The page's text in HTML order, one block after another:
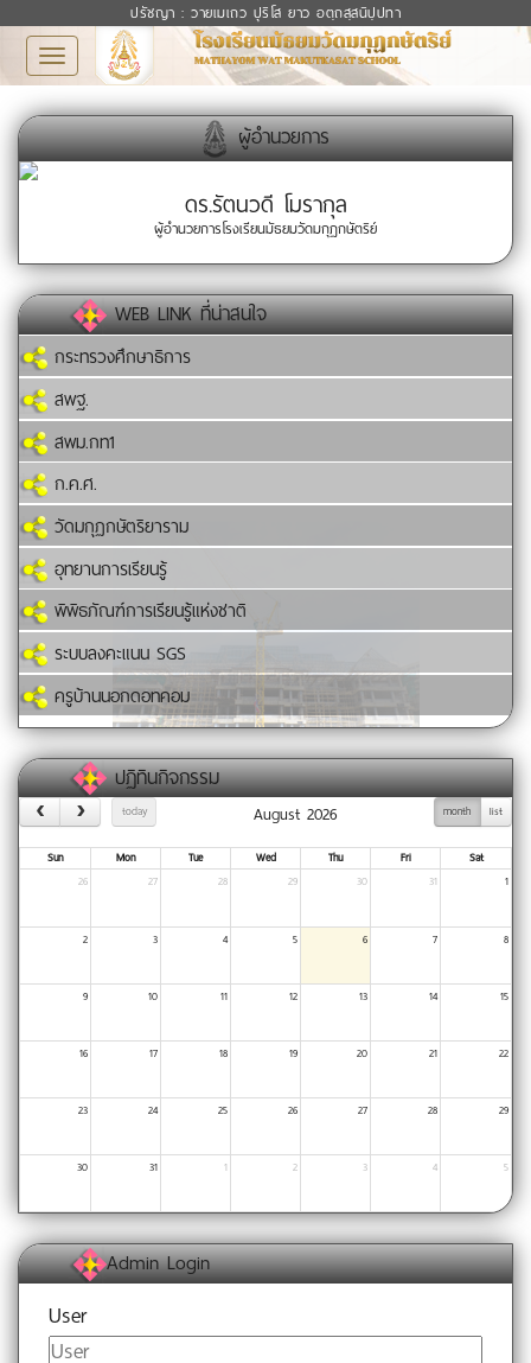
ปรัชญา : วายเมเถว ปุริโส ยาว อตฺถสฺสนิปฺปทา
Toggle
navigation
ผู้อำนวยการ
ดร.รัตนวดี โมรากุล
ผู้อำนวยการโรงเรียนมัธยมวัดมกุฏกษัตริย์
WEB LINK ที่น่าสนใจ
กระทรวงศึกษาธิการ
สพฐ.
สพม.กท1
ก.ค.ศ.
วัดมกุฏกษัตริยาราม
อุทยานการเรียนรู้
พิพิธภัณฑ์การเรียนรู้แห่งชาติ
ระบบลงคะแนน SGS
ครูบ้านนอกดอทคอม
ปฏิทินกิจกรรม
today month list
August 2026
Sun Mon Tue Wed Thu Fri
Sat
26
27 28 29 30 31 1
2 3 4 5 6 7 8
9 10 11 12 13 14 15
16 17 18 19 20 21 22
23 24 25 26 27 28 29
30 31 1 2 3 4 5
Admin Login
User